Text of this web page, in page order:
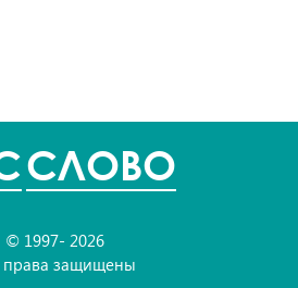
СЛОВО
© 1997- 2026
права защищены